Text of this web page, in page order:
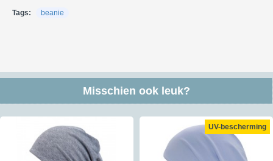
Je hebt in Nederland en België 30 dagen de tijd om de producten die
je niet wilt houden te retourneren. Om een retourzending te versturen
retour kan vaak gratis teruggestuurd via dat antwoordnummer maar
niet altijd; lees hierna hoe dat werkt. Een geheel gratis retour isniet
mogelijk voor zendingen met een verzendbewijs of track&trace code
verstuurd worden of voor doosjes. Hiervoor berekenen wij de helft aan
Tags: beanie
Misschien ook leuk?
UV-bescherming